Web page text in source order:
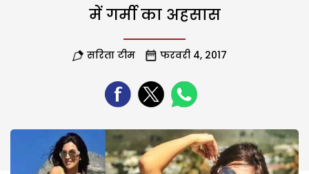
में गर्मी का अहसास
सरिता टीम फरवरी 4, 2017